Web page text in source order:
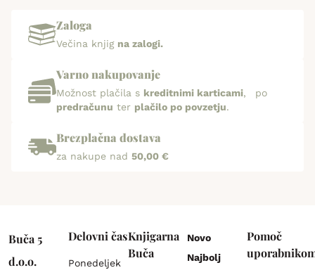
Zaloga
Večina knjig na zalogi.
Varno nakupovanje
Možnost plačila s kreditnimi karticami, po
predračunu ter plačilo po povzetju.
Brezplačna dostava
za nakupe nad 50,00 €
Buča 5
d.o.o.
Delovni čas
Ponedeljek
Knjigarna
Buča
Novo
Najbolj
Pomoč